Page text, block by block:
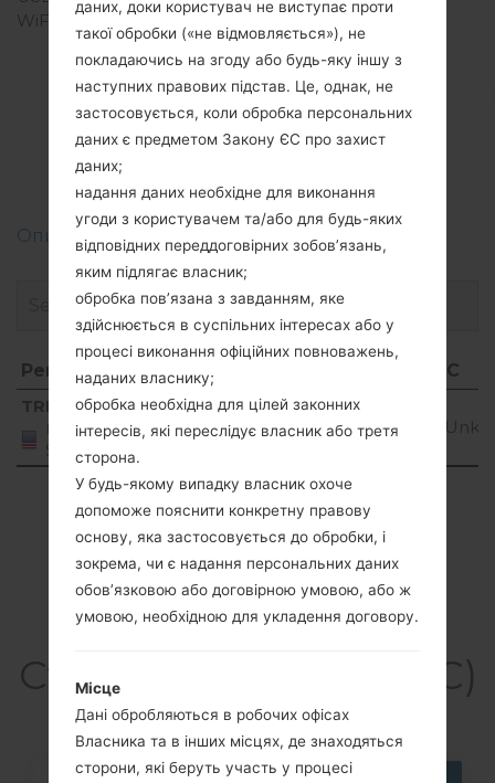
WiFi
Прошивки
LG235C(LG235C)
Описання регіонів прошивок телефонів LG
Регіон Назва файлу
ОС
Регіон
Назва файлу
TRF
United
States
LG235TV1_01.S1_01.Pprl_path_link.cab
Showing 1 to 1 of 1 entries
Previous 1 Next
Статті LG235C(LG235C)
даних, доки користувач не виступає проти
такої обробки («не відмовляється»), не
покладаючись на згоду або будь-яку іншу з
наступних правових підстав. Це, однак, не
застосовується, коли обробка персональних
даних є предметом Закону ЄС про захист
даних;
надання даних необхідне для виконання
угоди з користувачем та/або для будь-яких
відповідних переддоговірних зобов’язань,
яким підлягає власник;
обробка пов’язана з завданням, яке
здійснюється в суспільних інтересах або у
процесі виконання офіційних повноважень,
наданих власнику;
обробка необхідна для цілей законних
інтересів, які переслідує власник або третя
сторона.
У будь-якому випадку власник охоче
допоможе пояснити конкретну правову
основу, яка застосовується до обробки, і
зокрема, чи є надання персональних даних
обов’язковою або договірною умовою, або ж
умовою, необхідною для укладення договору.
Місце
Дані обробляються в робочих офісах
Власника та в інших місцях, де знаходяться
сторони, які беруть участь у процесі